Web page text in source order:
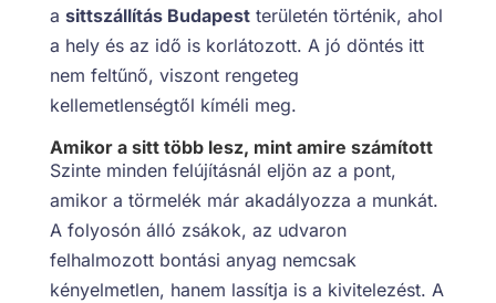
a sittszállítás Budapestterületén történik, ahol
a hely és az idő is korlátozott. A jó döntés itt
nem feltűnő, viszont rengeteg
kellemetlenségtől kíméli meg.
Amikor a sitt több lesz, mint amire számított
Szinte minden felújításnál eljön az a pont,
amikor a törmelék már akadályozza a munkát.
A folyosón álló zsákok, az udvaron
felhalmozott bontási anyag nemcsak
kényelmetlen, hanem lassítja is a kivitelezést. A